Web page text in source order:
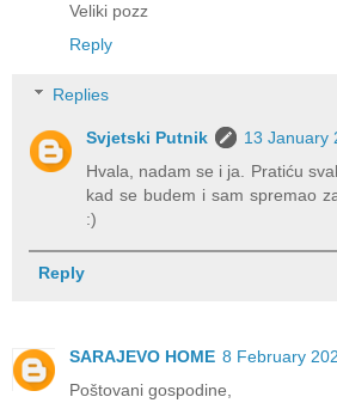
Veliki pozz
Reply
Replies
Svjetski Putnik
13 January
Hvala, nadam se i ja. Pratiću
kad se budem i sam spremao
:)
Reply
SARAJEVO HOME 8 February
Poštovani gospodine,